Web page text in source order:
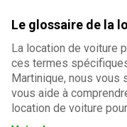
Le glossaire de la
La location de voiture
ces termes
Martinique, nous vous
vous aide à
location de voiture
sérénité.